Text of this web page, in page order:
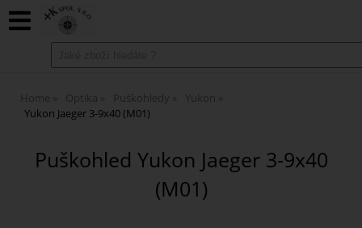
Home Optika Puškohledy
Yukon
Yukon Jaeger 3-9x40 (M01)
Puškohled Yukon Jaeger 3-9x40
(M01)